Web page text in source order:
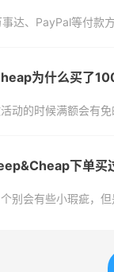
达、PayPal等付款
为什么买了
动的时候满额会有
下单买
别会有些小瑕疵，